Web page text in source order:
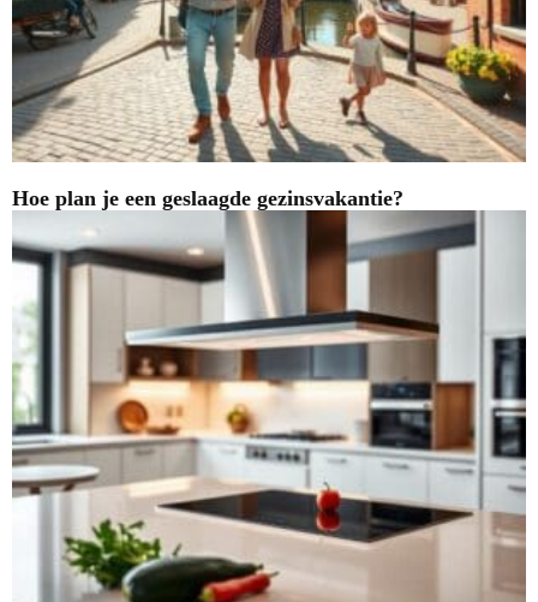
Hoe plan je een geslaagde gezinsvakantie?